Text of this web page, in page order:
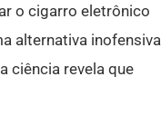
o cigarro eletrônico
alternativa inofensiva
ciência revela que